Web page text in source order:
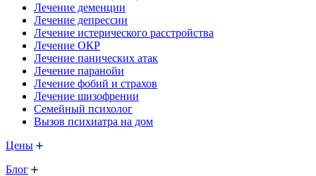
Лечение деменции
Лечение депрессии
Лечение истерического расстройства
Лечение ОКР
Лечение панических атак
Лечение паранойи
Лечение фобий и страхов
Лечение шизофрении
Семейный психолог
Вызов психиатра на дом
Цены
Блог